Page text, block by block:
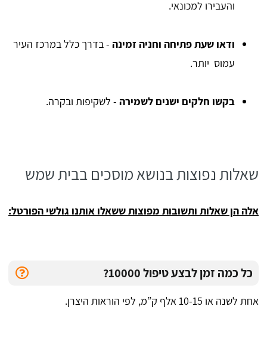
והעבירו למכונאי.
ודאו שעת פתיחה וחניה זמינה - בדרך כלל במרכז העיר
עמוס יותר.
בקשו חלקים ישנים לשמירה - לשקיפות ובקרה.
שאלות נפוצות בנושא מוסכים בבית שמש
אלה הן שאלות ותשובות מפוצות ששאלו אותנו גולשי הפורטל:
כל כמה זמן לבצע טיפול 10000?
אחת לשנה או 10-15 אלף ק”מ, לפי הוראות היצרן.